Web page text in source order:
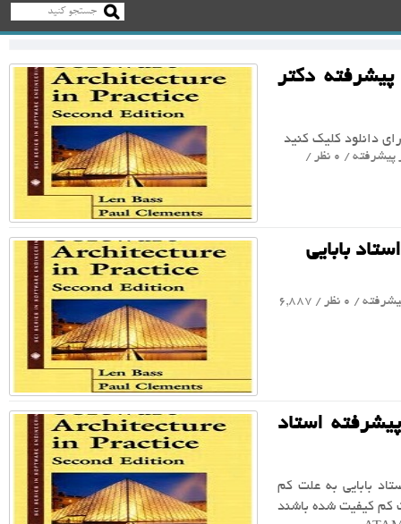
دکتر
دانلود کلیک کنید
پیشرفته / 0 نظر /
بابایی
/ 0 نظر / 6,887
استاد
بابایی به علت کم
کم کیفیت شده باشند